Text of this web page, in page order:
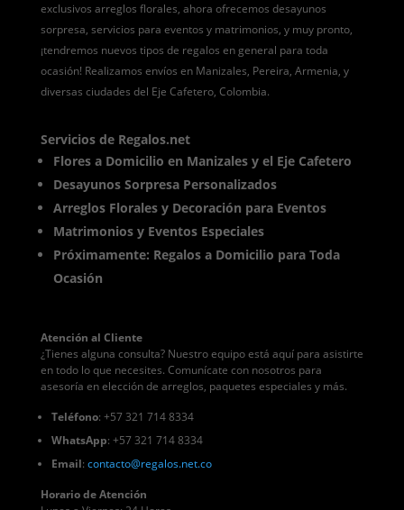
exclusivos arreglos florales, ahora ofrecemos desayunos
sorpresa, servicios para eventos y matrimonios, y muy pronto,
¡tendremos nuevos tipos de regalos en general para toda
ocasión! Realizamos envíos en Manizales, Pereira, Armenia, y
diversas ciudades del Eje Cafetero, Colombia.
Servicios de Regalos.net
Flores a Domicilio en Manizales y el Eje Cafetero
Desayunos Sorpresa Personalizados
Arreglos Florales y Decoración para Eventos
Matrimonios y Eventos Especiales
Próximamente: Regalos a Domicilio para Toda
Ocasión
Atención al Cliente
¿Tienes alguna consulta? Nuestro equipo está aquí para asistirte
en todo lo que necesites. Comunícate con nosotros para
asesoría en elección de arreglos, paquetes especiales y más.
Teléfono: +57 321 714 8334
WhatsApp: +57 321 714 8334
Email: contacto@regalos.net.co
Horario de Atención